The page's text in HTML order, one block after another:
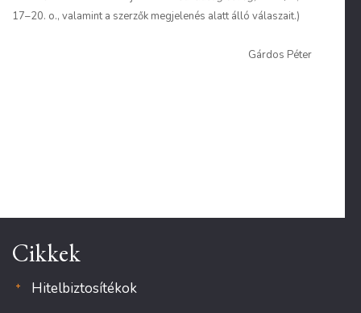
17–20. o., valamint a szerzők megjelenés alatt álló válaszait.)
Gárdos Péter
Cikkek
Hitelbiztosítékok